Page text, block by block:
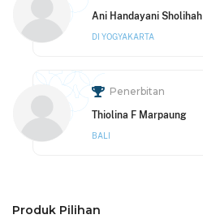
Ani Handayani Sholihah
DI YOGYAKARTA
Penerbitan
Thiolina F Marpaung
BALI
Produk Pilihan